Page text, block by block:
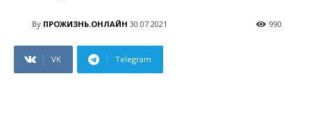
By ПРОЖИЗНЬ.ОНЛАЙН 30.07.2021 990
VK Telegram